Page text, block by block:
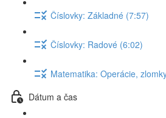
Číslovky: Základné (7:57)
Číslovky: Radové (6:02)
Matematika: Operácie,
Dátum a čas